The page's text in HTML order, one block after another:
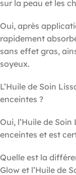
sur la peau et les
Oui, après
rapidement
sans effet gras,
soyeux.
L’Huile de Soin
enceintes ?
Oui, l’Huile de
enceintes et est
Quelle est la
Glow et l’Huile de